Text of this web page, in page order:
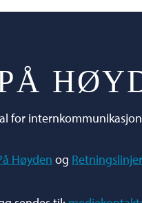
for
Høyden og